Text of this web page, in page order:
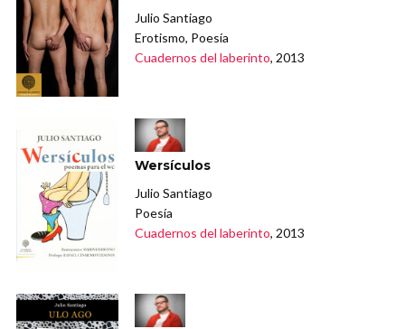
Julio Santiago
Erotismo, Poesía
Cuadernos del laberinto, 2013
Wersículos
Julio Santiago
Poesía
Cuadernos del laberinto, 2013